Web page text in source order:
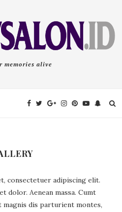
memories alive
consectetuer adipiscing elit.
dolor. Aenean massa. Cumt
magnis dis parturient montes,